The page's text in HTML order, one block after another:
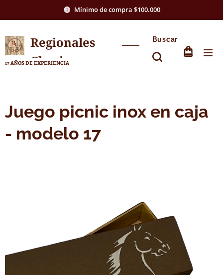
Mínimo de compra $100.000
Regionales
Chasico
17 AÑOS DE EXPERIENCIA
Buscar
Juego picnic inox en caja
- modelo 17